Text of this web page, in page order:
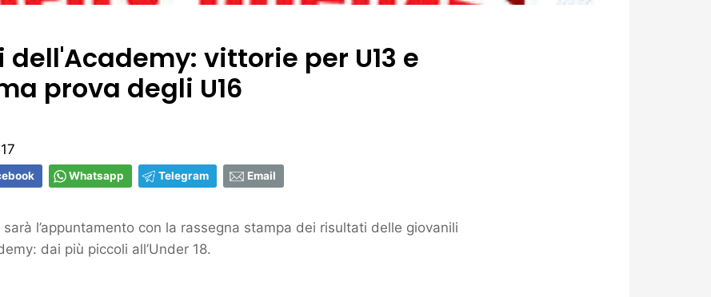
vittorie per U13 e
prova degli U16
Whatsapp Telegram Email
l’appuntamento con la rassegna stampa dei risultati delle giovanili
dai più piccoli all’Under 18.